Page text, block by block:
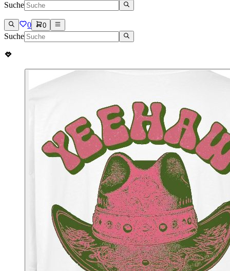
Suche
0 0
Suche